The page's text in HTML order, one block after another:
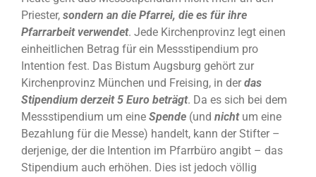
Priester, sondern an die Pfarrei, die es für ihre
Pfarrarbeit verwendet. Jede Kirchenprovinz legt einen
einheitlichen Betrag für ein Messstipendium pro
Intention fest. Das Bistum Augsburg gehört zur
Kirchenprovinz München und Freising, in derdas
Stipendium derzeit 5 Euro beträgt. Da es sich bei dem
Messstipendium um eine Spende (und nicht um eine
Bezahlung für die Messe) handelt, kann der Stifter –
derjenige, der die Intention im Pfarrbüro angibt – das
Stipendium auch erhöhen. Dies ist jedoch völlig